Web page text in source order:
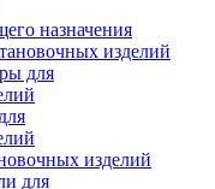
назначения
изделий
для
изделий
для